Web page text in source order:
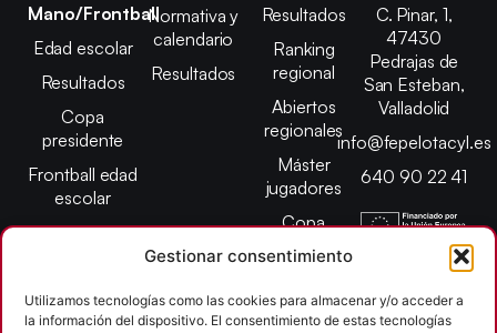
Gestionar consentimiento
Utilizamos tecnologías como las cookies para almacenar y/o acceder a
la información del dispositivo. El consentimiento de estas tecnologías
Mano/Frontball
Edad escolar
Resultados
Copa
presidente
Frontball edad
escolar
Normativa y
calendario
Resultados
Resultados
Ranking
regional
Abiertos
regionales
Máster
jugadores
Copa
presidente
escolar
C. Pinar, 1,
47430
Pedrajas de
San Esteban,
Valladolid
info@fepelotacyl.es
640 90 22 41